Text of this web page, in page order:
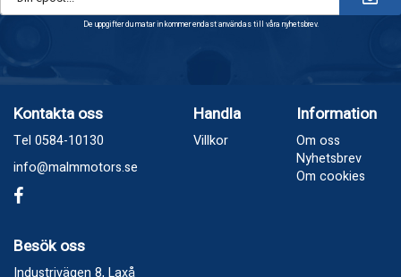
De uppgifter du matar in kommer endast användas till våra nyhetsbrev.
Kontakta oss
Tel 0584-10130
info@malmmotors.se
Handla
Villkor
Information
Om oss
Nyhetsbrev
Om cookies
Besök oss
Industrivägen 8, Laxå